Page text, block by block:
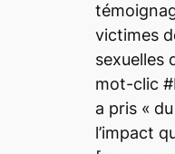
victimes
sexuelles
mot-clic
a pris «
l’impact